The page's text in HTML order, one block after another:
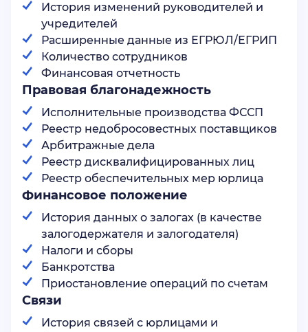
История изменений руководителей и
учредителей
Расширенные данные из ЕГРЮЛ/ЕГРИП
Количество сотрудников
Финансовая отчетность
Правовая благонадежность
Исполнительные производства ФССП
Реестр недобросовестных поставщиков
Арбитражные дела
Реестр дисквалифицированных лиц
Реестр обеспечительных мер юрлица
Финансовое положение
История данных о залогах (в качестве
залогодержателя и залогодателя)
Налоги и сборы
Банкротства
Приостановление операций по счетам
Связи
История связей с юрлицами и